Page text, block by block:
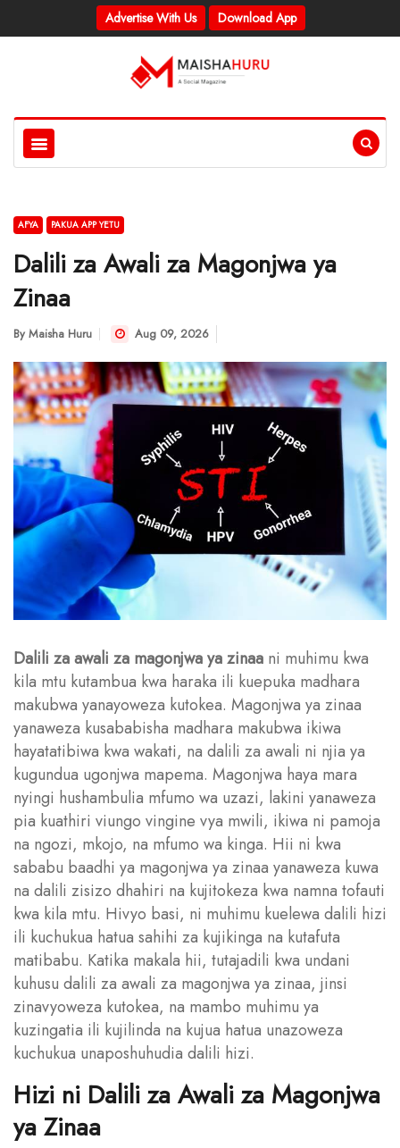
Advertise With Us Download App
AFYA PAKUA APP YETU
Dalili za Awali za Magonjwa ya
Zinaa
By Maisha Huru Aug 09, 2026
Dalili za awali za magonjwa ya zinaa ni muhimu kwa
kila mtu kutambua kwa haraka ili kuepuka madhara
makubwa yanayoweza kutokea. Magonjwa ya zinaa
yanaweza kusababisha madhara makubwa ikiwa
hayatatibiwa kwa wakati, na dalili za awali ni njia ya
kugundua ugonjwa mapema. Magonjwa haya mara
nyingi hushambulia mfumo wa uzazi, lakini yanaweza
pia kuathiri viungo vingine vya mwili, ikiwa ni pamoja
na ngozi, mkojo, na mfumo wa kinga. Hii ni kwa
sababu baadhi ya magonjwa ya zinaa yanaweza kuwa
na dalili zisizo dhahiri na kujitokeza kwa namna tofauti
kwa kila mtu. Hivyo basi, ni muhimu kuelewa dalili hizi
ili kuchukua hatua sahihi za kujikinga na kutafuta
matibabu. Katika makala hii, tutajadili kwa undani
kuhusu dalili za awali za magonjwa ya zinaa, jinsi
zinavyoweza kutokea, na mambo muhimu ya
kuzingatia ili kujilinda na kujua hatua unazoweza
kuchukua unaposhuhudia dalili hizi.
Hizi ni Dalili za Awali za Magonjwa
ya Zinaa